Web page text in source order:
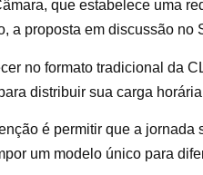
que estabelece uma
a proposta em discussão no
no formato tradicional da
distribuir sua carga
é permitir que a
um modelo único para